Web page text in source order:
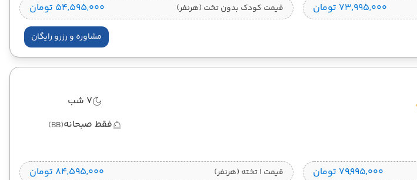
۷۳٬۹۹۵٬۰۰۰ تومان قیمت کودک بدون تخت (هرنفر) ۵۴٬۵۹۵٬۰۰۰ تومان
مشاوره و رزرو رایگان
7 شب
فقط صبحانه(BB)
۷۹٬۹۹۵٬۰۰۰ تومان قیمت 1 تخته (هرنفر) ۸۴٬۵۹۵٬۰۰۰ تومان